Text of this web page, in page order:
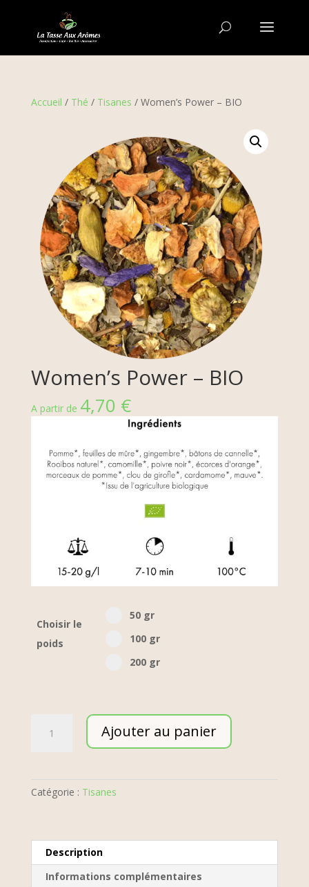
Accueil / Thé / Tisanes / Women’s Power – BIO
Women’s Power – BIO
A partir de 4,70 €
Choisir le
poids
Select pa_poid-the
50 gr
50 gr option for pa_poid-the
100 gr
100 gr option for pa_poid-the
200 gr
200 gr option for pa_poid-the
Ajouter au panier
Catégorie : Tisanes
Description
Informations complémentaires